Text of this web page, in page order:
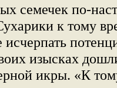
семечек по-
к тому
исчерпать
изысках
икры. «К